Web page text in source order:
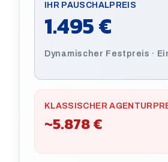
IHR PAUSCHALPREIS
1.495 €
Dynamischer Festpreis ·
KLASSISCHER
~5.878 €